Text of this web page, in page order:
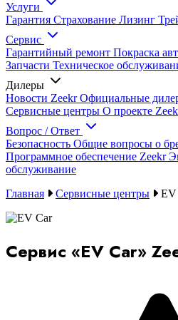
Услуги
Гарантия Страхование Лизинг
Сервис
Гарантийный ремонт Покраска
Запчасти Техническое
Дилеры
Новости ZeekrОфициальные
Сервисные центры О проекте
Вопрос / Ответ
Безопасность Общие вопросы о
Программное обеспечение Zeekr
обслуживание
Главная
Сервисные центры EV
Сервис «EV Car»